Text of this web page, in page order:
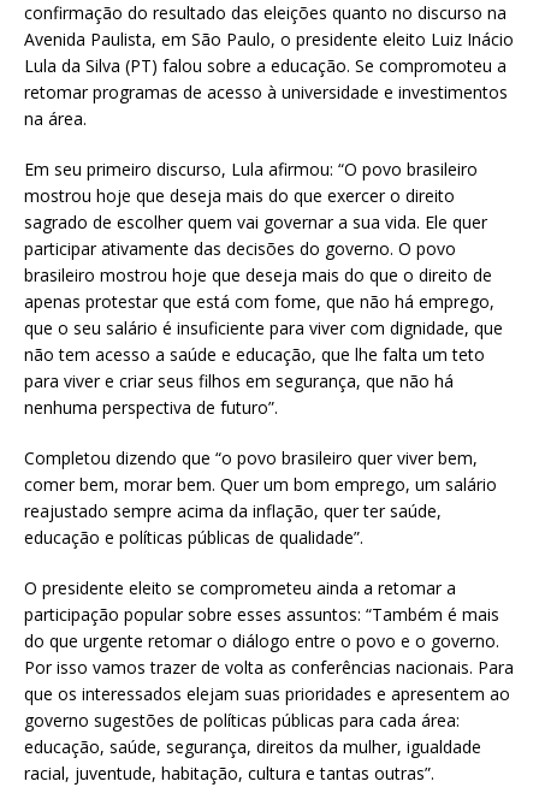
confirmação do resultado das eleições quanto no discurso na
Avenida Paulista, em São Paulo, o presidente eleito Luiz Inácio
Lula da Silva (PT) falou sobre a educação. Se compromoteu a
retomar programas de acesso à universidade e investimentos
na área.
Em seu primeiro discurso, Lula afirmou: “O povo brasileiro
mostrou hoje que deseja mais do que exercer o direito
sagrado de escolher quem vai governar a sua vida. Ele quer
participar ativamente das decisões do governo. O povo
brasileiro mostrou hoje que deseja mais do que o direito de
apenas protestar que está com fome, que não há emprego,
que o seu salário é insuficiente para viver com dignidade, que
não tem acesso a saúde e educação, que lhe falta um teto
para viver e criar seus filhos em segurança, que não há
nenhuma perspectiva de futuro”.
Completou dizendo que “o povo brasileiro quer viver bem,
comer bem, morar bem. Quer um bom emprego, um salário
reajustado sempre acima da inflação, quer ter saúde,
educação e políticas públicas de qualidade”.
O presidente eleito se comprometeu ainda a retomar a
participação popular sobre esses assuntos: “Também é mais
do que urgente retomar o diálogo entre o povo e o governo.
Por isso vamos trazer de volta as conferências nacionais. Para
que os interessados elejam suas prioridades e apresentem ao
governo sugestões de políticas públicas para cada área:
educação, saúde, segurança, direitos da mulher, igualdade
racial, juventude, habitação, cultura e tantas outras”.